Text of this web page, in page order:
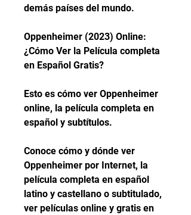
demás países del mundo.
Oppenheimer (2023) Online:
¿Cómo Ver la Película completa
en Español Gratis?
Esto es cómo ver Oppenheimer
online, la película completa en
español y subtítulos.
Conoce cómo y dónde ver
Oppenheimer por Internet, la
película completa en español
latino y castellano o subtitulado,
ver películas online y gratis en